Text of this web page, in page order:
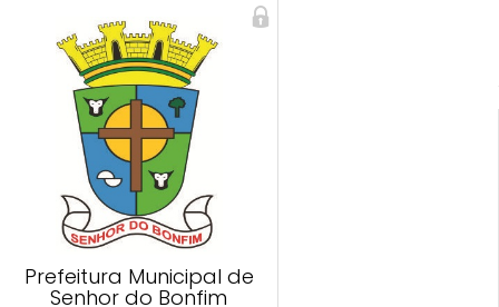
Prefeitura Municipal de
Senhor do Bonfim